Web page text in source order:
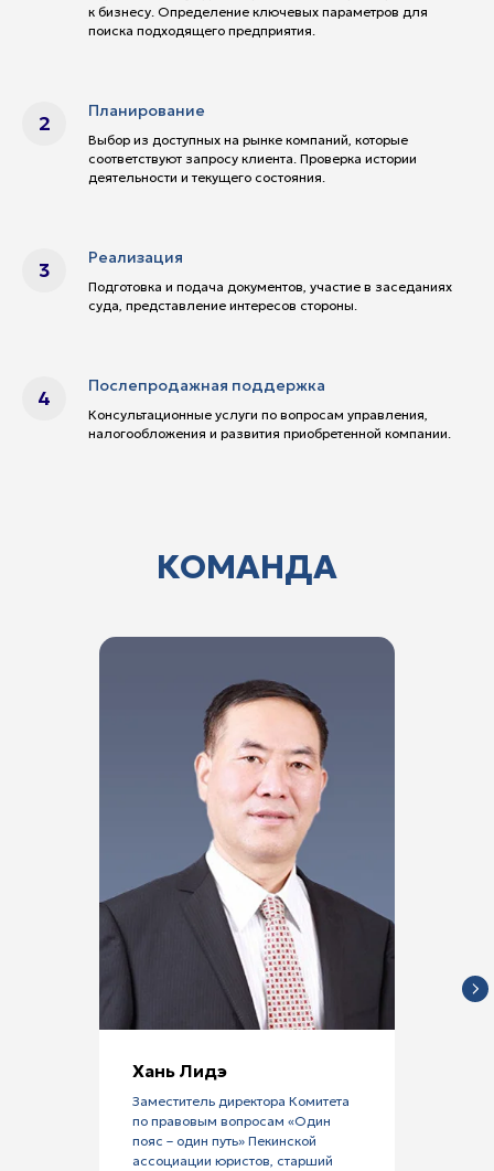
Сопровождение расчетов и валютных операций,
Обратившись к Российско-Китайскому
к бизнесу. Определение ключевых параметров для
поиска подходящего предприятия.
Планирование
Выбор из доступных на рынке компаний, которые
соответствуют запросу клиента. Проверка истории
деятельности и текущего состояния.
Реализация
Подготовка и подача документов, участие в заседаниях
суда, представление интересов стороны.
Послепродажная поддержка
Консультационные услуги по вопросам управления,
налогообложения и развития приобретенной компании.
КОМАНДА
Хань Лидэ
Заместитель директора Комитета
по правовым вопросам «Один
пояс – один путь» Пекинской
ассоциации юристов, старший